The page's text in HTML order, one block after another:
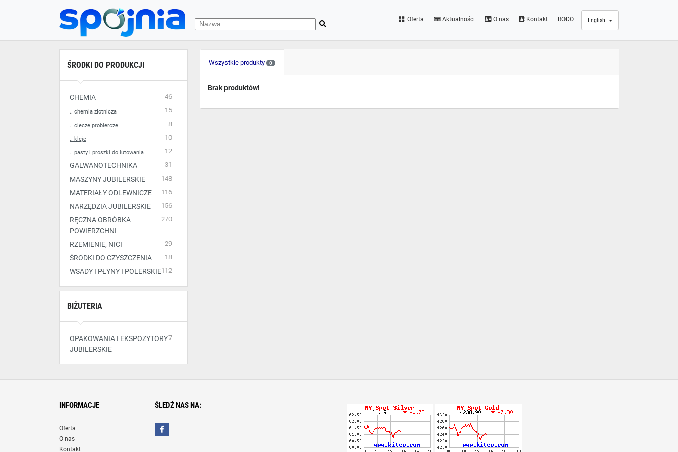
Oferta Aktualności O nas Kontakt RODO English
ŚRODKI DO PRODUKCJI
CHEMIA 46
.. chemia złotnicza 15
.. ciecze probiercze 8
.. kleje 10
.. pasty i proszki do lutowania 12
GALWANOTECHNIKA 31
MASZYNY JUBILERSKIE 148
MATERIAŁY ODLEWNICZE 116
NARZĘDZIA JUBILERSKIE 156
RĘCZNA OBRÓBKA
POWIERZCHNI
270
RZEMIENIE, NICI 29
ŚRODKI DO CZYSZCZENIA 18
WSADY I PŁYNY I POLERSKIE112
BIŻUTERIA
OPAKOWANIA I EKSPOZYTORY
JUBILERSKIE
7
Wszystkie produkty 0
Brak produktów!
INFORMACJE
Oferta
O nas
Kontakt
ŚLEDŹ NAS NA: